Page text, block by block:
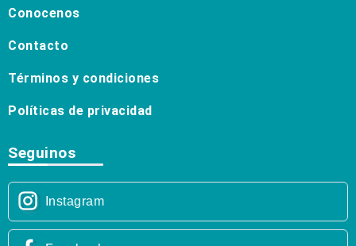
Conocenos
Contacto
Términos y condiciones
Políticas de privacidad
Seguinos
Instagram